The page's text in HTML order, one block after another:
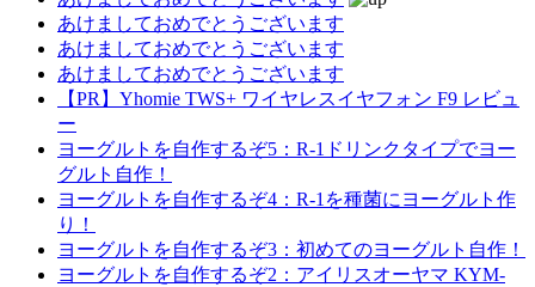
あけましておめでとうございます
あけましておめでとうございます
あけましておめでとうございます
【PR】Yhomie TWS+ ワイヤレスイヤフォン F9 レビュ
ー
ヨーグルトを自作するぞ5：R-1ドリンクタイプでヨー
グルト自作！
ヨーグルトを自作するぞ4：R-1を種菌にヨーグルト作
り！
ヨーグルトを自作するぞ3：初めてのヨーグルト自作！
ヨーグルトを自作するぞ2：アイリスオーヤマ KYM-